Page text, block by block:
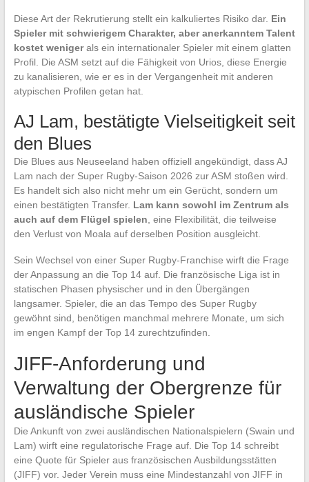
Diese Art der Rekrutierung stellt ein kalkuliertes Risiko dar. Ein
Spieler mit schwierigem Charakter, aber anerkanntem Talent
kostet wenigerals ein internationaler Spieler mit einem glatten
Profil. Die ASM setzt auf die Fähigkeit von Urios, diese Energie
zu kanalisieren, wie er es in der Vergangenheit mit anderen
atypischen Profilen getan hat.
AJ Lam, bestätigte Vielseitigkeit seit
den Blues
Die Blues aus Neuseeland haben offiziell angekündigt, dass AJ
Lam nach der Super Rugby-Saison 2026 zur ASM stoßen wird.
Es handelt sich also nicht mehr um ein Gerücht, sondern um
einen bestätigten Transfer. Lam kann sowohl im Zentrum als
auch auf dem Flügel spielen, eine Flexibilität, die teilweise
den Verlust von Moala auf derselben Position ausgleicht.
Sein Wechsel von einer Super Rugby-Franchise wirft die Frage
der Anpassung an die Top 14 auf. Die französische Liga ist in
statischen Phasen physischer und in den Übergängen
langsamer. Spieler, die an das Tempo des Super Rugby
gewöhnt sind, benötigen manchmal mehrere Monate, um sich
im engen Kampf der Top 14 zurechtzufinden.
JIFF-Anforderung und
Verwaltung der Obergrenze für
ausländische Spieler
Die Ankunft von zwei ausländischen Nationalspielern (Swain und
Lam) wirft eine regulatorische Frage auf. Die Top 14 schreibt
eine Quote für Spieler aus französischen Ausbildungsstätten
(JIFF) vor. Jeder Verein muss eine Mindestanzahl von JIFF in